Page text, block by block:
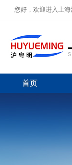
您好，欢迎进入上海
首页